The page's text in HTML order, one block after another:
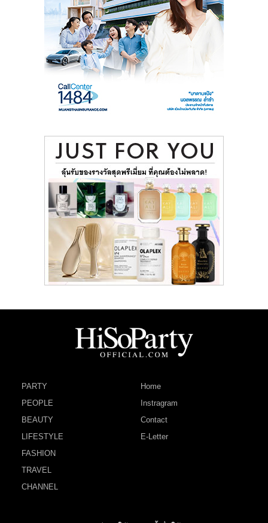
PARTY
PEOPLE
BEAUTY
LIFESTYLE
FASHION
TRAVEL
CHANNEL
Home
Instragram
Contact
E-Letter